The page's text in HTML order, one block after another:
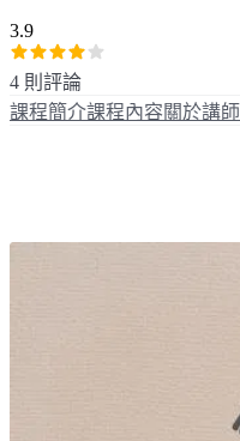
3.9
4 則評論
課程簡介課程內容關於講師